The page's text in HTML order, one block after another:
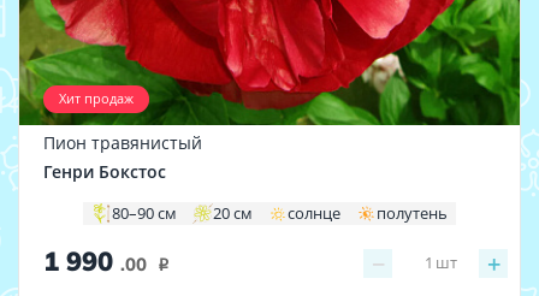
Хит продаж
Пион травянистый
Генри Бокстос
80–90 см 20 см солнце полутень
1 990 .00 i − +
1 шт